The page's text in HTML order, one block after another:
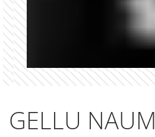
GELLU NAUM